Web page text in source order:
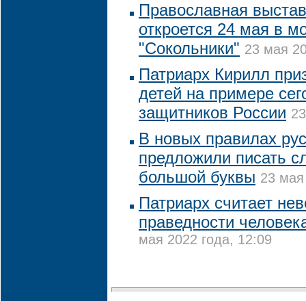
Православная
откроется 24 мая в
"Сокольники" 23 мая
Патриарх Кирилл
детей на примере
защитников России
В новых правилах
предложили писать
большой буквы 23 мая
Патриарх считает
праведности
мая 2022 года, 12:09